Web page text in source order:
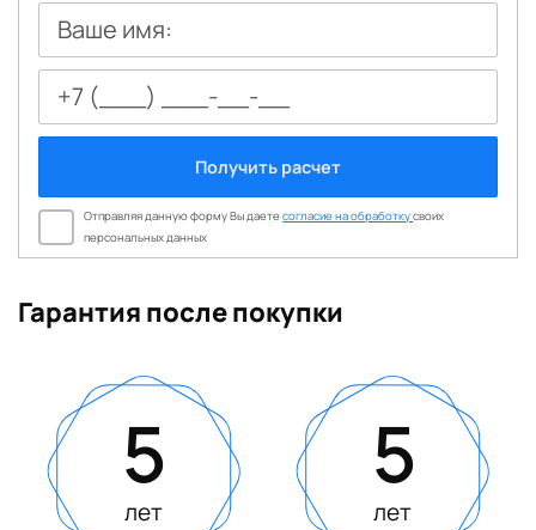
Ваше имя:
Получить расчет
Отправляя данную форму Вы даетесогласие на обработкусвоих
персональных данных
Гарантия после покупки
5
лет
5
лет